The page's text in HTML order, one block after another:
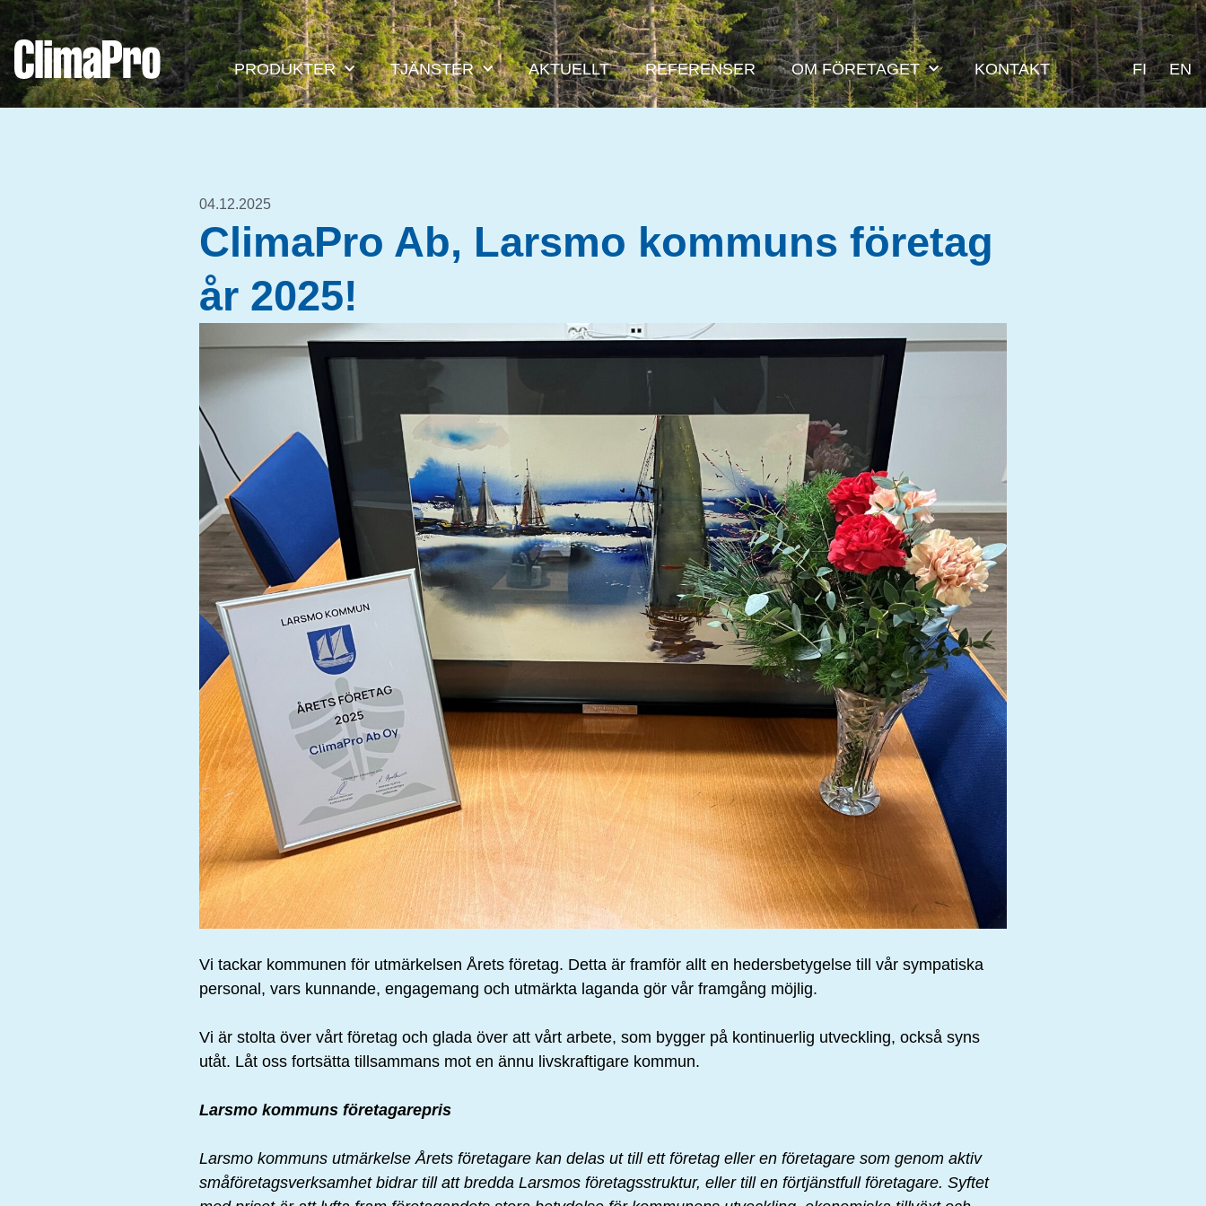
PRODUKTER TJÄNSTER AKTUELLT REFERENSER OM FÖRETAGET KONTAKT FI EN
04.12.2025
ClimaPro Ab, Larsmo kommuns företag
år 2025!
Vi tackar kommunen för utmärkelsen Årets företag. Detta är framför allt en hedersbetygelse till vår sympatiska
personal, vars kunnande, engagemang och utmärkta laganda gör vår framgång möjlig.
Vi är stolta över vårt företag och glada över att vårt arbete, som bygger på kontinuerlig utveckling, också syns
utåt. Låt oss fortsätta tillsammans mot en ännu livskraftigare kommun.
Larsmo kommuns företagarepris
Larsmo kommuns utmärkelse Årets företagare kan delas ut till ett företag eller en företagare som genom aktiv
småföretagsverksamhet bidrar till att bredda Larsmos företagsstruktur, eller till en förtjänstfull företagare. Syftet